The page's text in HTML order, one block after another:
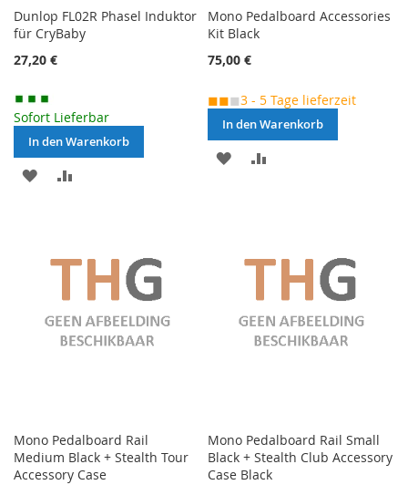
Dunlop FL02R Phasel Induktor
für CryBaby
27,20 €
Sofort Lieferbar
In den Warenkorb
MERKEN
Mono Pedalboard Accessories
Kit Black
75,00 €
◼◼◼3 - 5 Tage lieferzeit
In den Warenkorb
MERKEN
Mono Pedalboard Rail
Medium Black + Stealth Tour
Accessory Case
Mono Pedalboard Rail Small
Black + Stealth Club Accessory
Case Black